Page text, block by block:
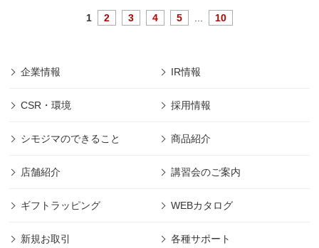
1 2 3 4 5 10
企業情報 IR情報
CSR・環境 採用情報
シモジマのできること 商品紹介
店舗紹介 講習会のご案内
ギフトラッピング WEBカタログ
新規お取引 各種サポート